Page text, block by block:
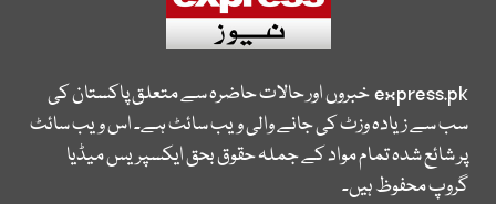
express.pkخبروں اور حالات حاضرہ سے متعلق پاکستان کی
سب سے زیادہ وزٹ کی جانے والی ویب سائٹ ہے۔ اس ویب سائٹ
پر شائع شدہ تمام مواد کے جملہ حقوق بحق ایکسپریس میڈیا
گروپ محفوظ ہیں۔